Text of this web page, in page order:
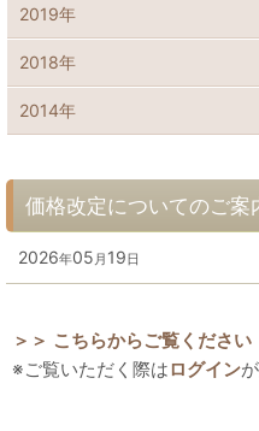
価格改定についてのご案
2026年05 月 19 日
＞＞ こちらからご覧ください
※ご覧いただく際はログイン
2019年
2018年
2014年